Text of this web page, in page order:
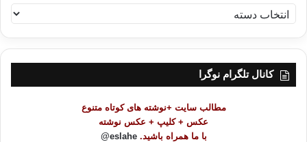
ه
ر
کانال تلگرام نوگرا
مطالب سایت +نوشته های کوتاه متنوع
عکس + کلیپ + عکس نوشته
با ما همراه باشید. eslahe@